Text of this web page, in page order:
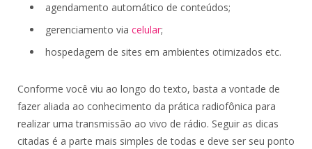
agendamento automático de conteúdos;
gerenciamento via celular;
hospedagem de sites em ambientes otimizados etc.
Conforme você viu ao longo do texto, basta a vontade de
fazer aliada ao conhecimento da prática radiofônica para
realizar uma transmissão ao vivo de rádio. Seguir as dicas
citadas é a parte mais simples de todas e deve ser seu ponto